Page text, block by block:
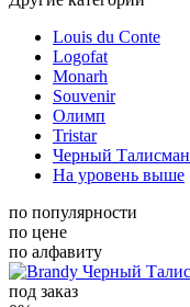
Louis du Conte
Logofat
Monarh
Souvenir
Олимп
Tristar
Черный Талисман
На уровень выше
по популярности
по цене
по алфавиту
под заказ